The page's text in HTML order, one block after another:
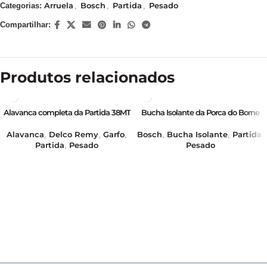
Categorias: Arruela Bosch Partida Pesado
Compartilhar:
Produtos relacionados
Alavanca completa da Partida 38MT
Alavanca, Delco Remy, Garfo,
Partida, Pesado
Bucha Isolante da Porca do Borne
Bosch, Bucha Isolante, Partida
Pesado